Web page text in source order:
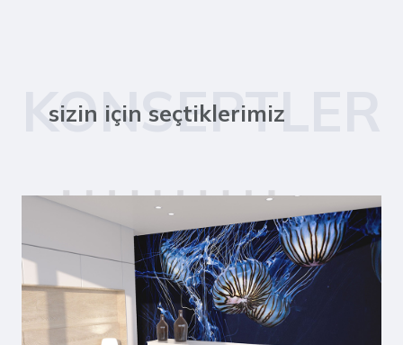
KONSEPTLER
sizin için seçtiklerimiz